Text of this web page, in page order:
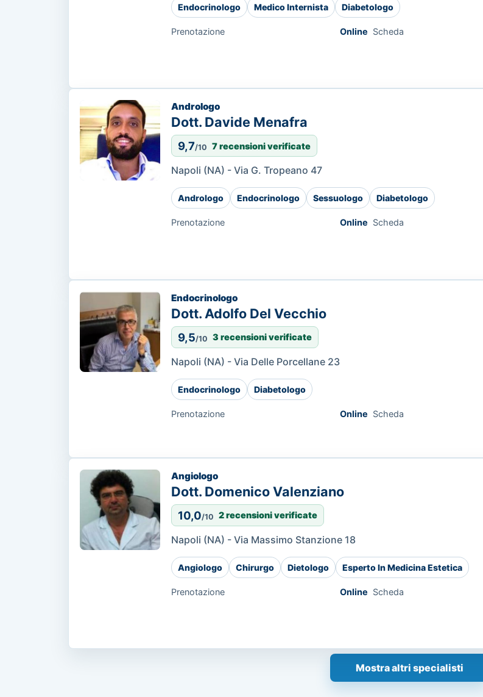
Endocrinologo Medico Internista Diabetologo
Prenotazione Online Scheda
Andrologo
Dott. Davide Menafra
9,7/10 7 recensioni verificate
Napoli (NA) - Via G. Tropeano 47
Andrologo Endocrinologo Sessuologo Diabetologo
Prenotazione Online Scheda
Endocrinologo
Dott. Adolfo Del Vecchio
9,5/10 3 recensioni verificate
Napoli (NA) - Via Delle Porcellane 23
Endocrinologo Diabetologo
Prenotazione Online Scheda
Angiologo
Dott. Domenico Valenziano
10,0/10 2 recensioni verificate
Napoli (NA) - Via Massimo Stanzione 18
Angiologo Chirurgo Dietologo Esperto In Medicina Estetica
Prenotazione Online Scheda
Mostra altri specialisti